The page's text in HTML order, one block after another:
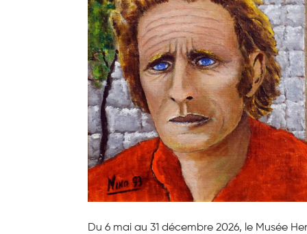
Du 6 mai au 31 décembre 2026, le Musée